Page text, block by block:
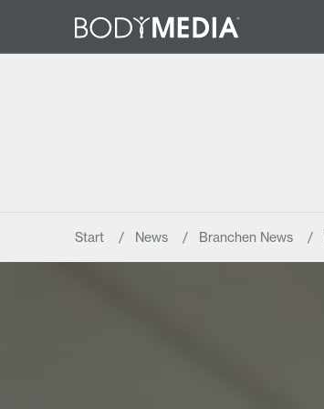
Start News Branchen News